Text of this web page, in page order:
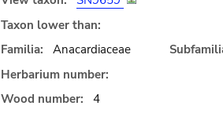
Taxon lower than:
Familia:
Anacardiaceae
Herbarium number:
Wood number:
4